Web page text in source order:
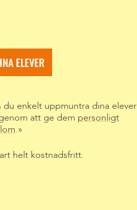
ELEVER
du enkelt uppmuntra dina
att ge dem personligt
helt kostnadsfritt.